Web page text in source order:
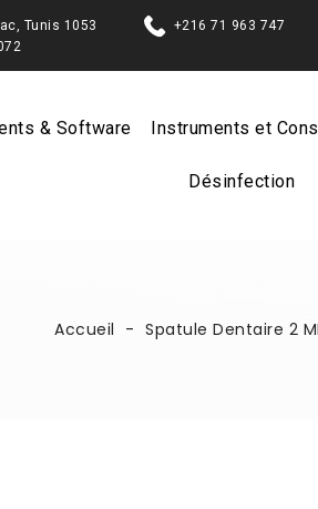
Lac, Tunis 1053 +216 71 963 747
& Software Instruments et
Désinfection
Accueil Spatule Dentaire 2